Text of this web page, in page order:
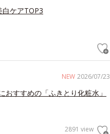
ケアTOP3
NEW 2026/07/23
すすめの「ふきとり化粧水」
2891 view